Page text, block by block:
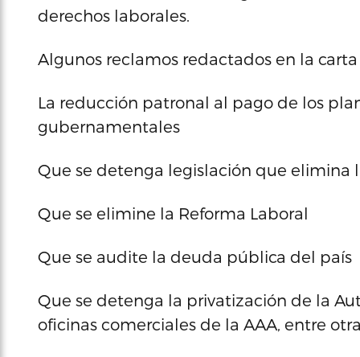
derechos laborales.
Algunos reclamos redactados en la
La reducción patronal al pago de los
gubernamentales
Que se detenga legislación que elimina
Que se elimine la Reforma Laboral
Que se audite la deuda pública del país
Que se detenga la privatización de la
oficinas comerciales de la AAA, entre